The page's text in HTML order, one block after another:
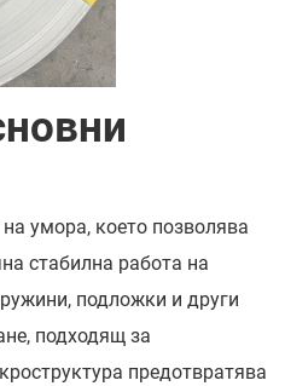
умора, което позволява
стабилна работа на
подложки и други
подходящ за
предотвратява